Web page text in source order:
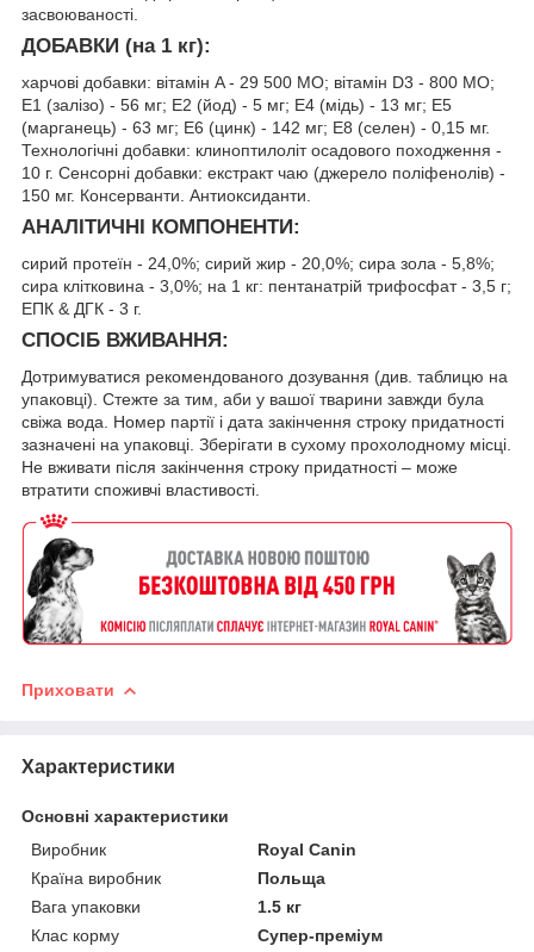
засвоюваності.
ДОБАВКИ (на 1 кг):
харчові добавки: вітамін A - 29 500 MO; вітамін D3 - 800 MO;
E1 (залiзо) - 56 мг; E2 (йод) - 5 мг; E4 (мiдь) - 13 мг; E5
(марганець) - 63 мг; E6 (цинк) - 142 мг; E8 (селен) - 0,15 мг.
Технологічні добавки: клиноптилоліт осадового походження -
10 г. Сенсорні добавки: екстракт чаю (джерело поліфенолів) -
150 мг. Консерванти. Aнтиоксиданти.
АНАЛІТИЧНІ КОМПОНЕНТИ:
сирий протеїн - 24,0%; сирий жир - 20,0%; сира зола - 5,8%;
сира клітковина - 3,0%; на 1 кг: пентанатрій трифосфат - 3,5 г;
ЕПК & ДГК - 3 г.
СПОСІБ ВЖИВАННЯ:
Дотримуватися рекомендованого дозування (див. таблицю на
упаковці). Стежте за тим, аби у вашої тварини завжди була
свіжа вода. Номер партії і дата закінчення строку придатності
зазначені на упаковці. Зберігати в сухому прохолодному мiсці.
Не вживати після закінчення строку придатності – може
втратити споживчі властивості.
Приховати
Характеристики
Основні характеристики
Виробник
Royal Canin
Країна виробник
Польща
Вага упаковки
1.5 кг
Клас корму
Супер-преміум